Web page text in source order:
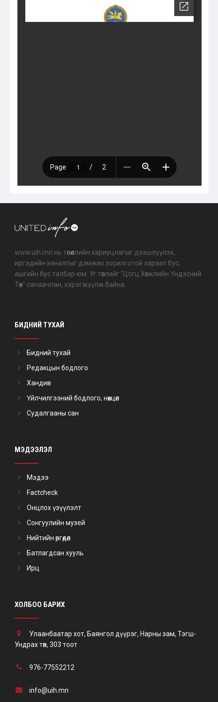
www.uih.mn нь төлөөллийн хариуцлагыг дээшлүүлэх,
иргэдийн хяналтыг дэмжих зорилготой хараат бус,
ашгийн бус талбар юм. Уг төслийг "Цогц Хөгжлийн Үндэсний
Төв" санаачлан, хэрэгжүүлж байна.
БИДНИЙ ТУХАЙ
Бидний тухай
Редакцын бодлого
Хандив
Үйлчилгээний бодлого, нөхцөл
Судалгааны сан
МЭДЭЭЛЭЛ
Мэдээ
Factcheck
Онцлох үзүүлэлт
Сонгуулийн музей
Нийтийн өргөдөл
Батлагдсан хууль
Ирц
ХОЛБОО БАРИХ
Улаанбаатар хот, Баянгол дүүрэг, Нарны зам, Тэгш-
Ундрах төв, 303 тоот
976-77552212
info@uih.mn